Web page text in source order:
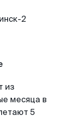
из
месяца в
5